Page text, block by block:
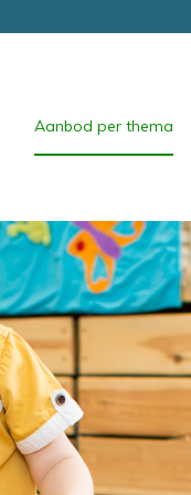
Aanbod per thema